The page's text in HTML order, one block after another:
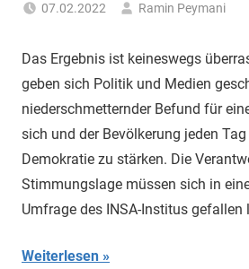
07.02.2022
Ramin Peymani
Das Ergebnis ist keineswegs
geben sich Politik und Medien
niederschmetternder Befund für
sich und der Bevölkerung jeden
Demokratie zu stärken. Die
Stimmungslage müssen sich in
Umfrage des INSA-Institus gefallen
Weiterlesen